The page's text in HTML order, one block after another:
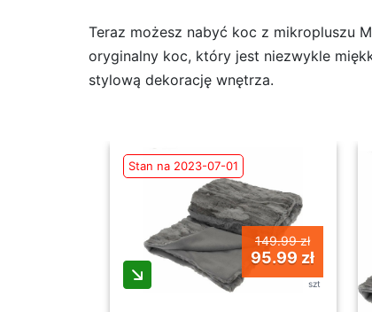
Teraz możesz nabyć koc z mikropluszu
oryginalny koc, który jest niezwykle
stylową dekorację wnętrza.
Stan na 2023-07-01
149.99 zł
95.99 zł
szt